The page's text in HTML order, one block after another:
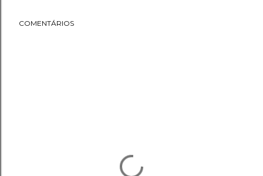
COMENTÁRIOS